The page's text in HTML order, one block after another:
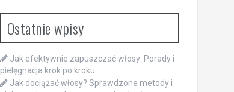
Ostatnie wpisy
Jak efektywnie zapuszczać włosy: Porady i
pielęgnacja krok po kroku
Jak dociążać włosy? Sprawdzone metody i